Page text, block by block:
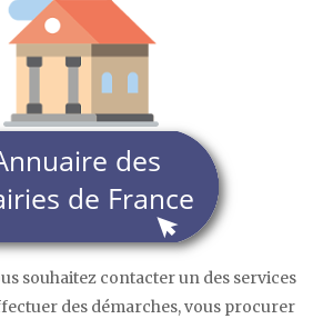
souhaitez contacter un des services
des démarches, vous procurer